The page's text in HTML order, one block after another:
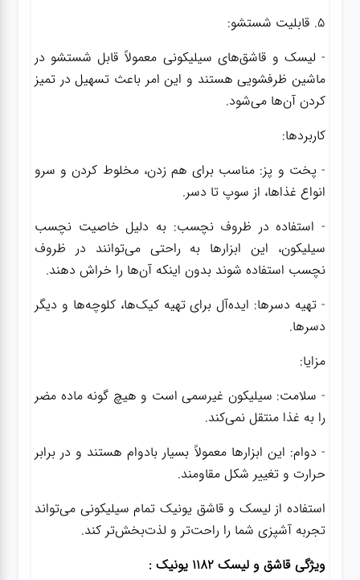
5. قابلیت شستشو:
- لیسک و قاشق‌های سیلیکونی معمولاً قابل شستشو در
ماشین ظرفشویی هستند و این امر باعث تسهیل در تمیز
کردن آن‌ها می‌شود.
کاربردها:
- پخت و پز: مناسب برای هم زدن، مخلوط کردن و سرو
انواع غذاها، از سوپ تا دسر.
- استفاده در ظروف نچسب: به دلیل خاصیت نچسب
سیلیکون، این ابزارها به راحتی می‌توانند در ظروف
نچسب استفاده شوند بدون اینکه آن‌ها را خراش دهند.
- تهیه دسرها: ایده‌آل برای تهیه کیک‌ها، کلوچه‌ها و دیگر
دسرها.
مزایا:
- سلامت: سیلیکون غیرسمی است و هیچ گونه ماده مضر
را به غذا منتقل نمی‌کند.
- دوام: این ابزارها معمولاً بسیار بادوام هستند و در برابر
حرارت و تغییر شکل مقاومند.
استفاده از لیسک و قاشق یونیک تمام سیلیکونی می‌تواند
تجربه آشپزی شما را راحت‌تر و لذت‌بخش‌تر کند.
ویژگی قاشق و لیسک 1182 یونیک :